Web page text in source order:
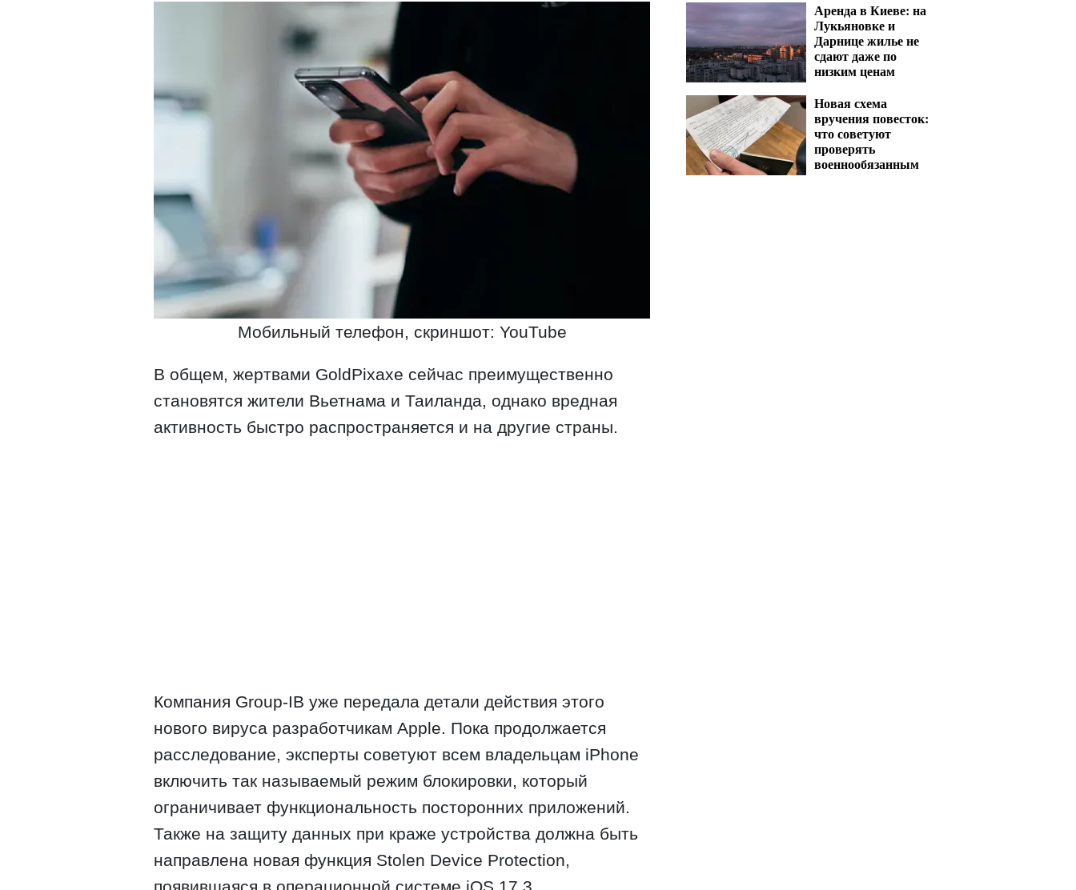
Мобильный телефон, скриншот: YouTube
В общем, жертвами GoldPixaxe сейчас преимущественно
становятся жители Вьетнама и Таиланда, однако вредная
активность быстро распространяется и на другие страны.
Компания Group-IB уже передала детали действия этого
нового вируса разработчикам Apple. Пока продолжается
расследование, эксперты советуют всем владельцам iPhone
включить так называемый режим блокировки, который
ограничивает функциональность посторонних приложений.
Также на защиту данных при краже устройства должна быть
направлена ​​новая функция Stolen Device Protection,
Аренда в Киеве: на
Лукьяновке и
Дарнице жилье не
сдают даже по
низким ценам
Новая схема
вручения повесток:
что советуют
проверять
военнообязанным